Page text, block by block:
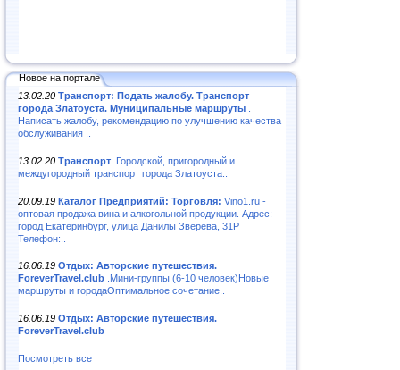
Новое на портале
13.02.20 Транспорт: Подать жалобу. Транспорт
города Златоуста. Муниципальные маршруты
Написать жалобу, рекомендацию по улучшению качества
обслуживания ..
13.02.20 Транспорт .Городской, пригородный и
междугородный транспорт города Златоуста..
20.09.19 Каталог Предприятий: Торговля: Vino1.ru -
оптовая продажа вина и алкогольной продукции. Адрес:
город Екатеринбург, улица Данилы Зверева, 31Р
Телефон:..
16.06.19 Отдых: Авторские путешествия.
ForeverTravel.club .Мини-группы (6-10 человек)Новые
маршруты и городаОптимальное сочетание..
16.06.19 Отдых: Авторские путешествия.
ForeverTravel.club
Посмотреть все